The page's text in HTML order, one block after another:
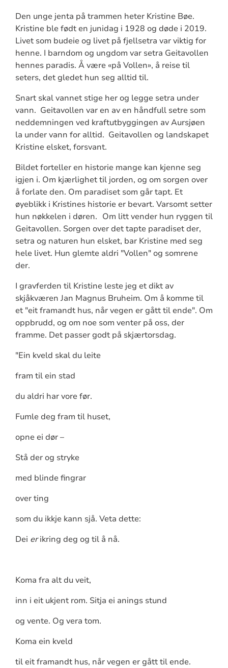
Den unge jenta på trammen heter Kristine Bøe.
Kristine ble født en junidag i 1928 og døde i 2019.
Livet som budeie og livet på fjellsetra var viktig for
henne. I barndom og ungdom var setra Geitavollen
hennes paradis. Å være «på Vollen», å reise til
seters, det gledet hun seg alltid til.
Snart skal vannet stige her og legge setra under
vann. Geitavollen var en av en håndfull setre som
neddemningen ved kraftutbyggingen av Aursjøen
la under vann for alltid. Geitavollen og landskapet
Kristine elsket, forsvant.
Bildet forteller en historie mange kan kjenne seg
igjen i. Om kjærlighet til jorden, og om sorgen over
å forlate den. Om paradiset som går tapt. Et
øyeblikk i Kristines historie er bevart. Varsomt setter
hun nøkkelen i døren. Om litt vender hun ryggen til
Geitavollen. Sorgen over det tapte paradiset der,
setra og naturen hun elsket, bar Kristine med seg
hele livet. Hun glemte aldri "Vollen" og somrene
der.
I gravferden til Kristine leste jeg et dikt av
skjåkværen Jan Magnus Bruheim. Om å komme til
et "eit framandt hus, når vegen er gått til ende". Om
oppbrudd, og om noe som venter på oss, der
framme. Det passer godt på skjærtorsdag.
"Ein kveld skal du leite
fram til ein stad
du aldri har vore før.
Fumle deg fram til huset,
opne ei dør –
Stå der og stryke
med blinde fingrar
over ting
som du ikkje kann sjå. Veta dette:
Dei erikring deg og til å nå.
Koma fra alt du veit,
inn i eit ukjent rom. Sitja ei anings stund
og vente. Og vera tom.
Koma ein kveld
til eit framandt hus, når vegen er gått til ende.